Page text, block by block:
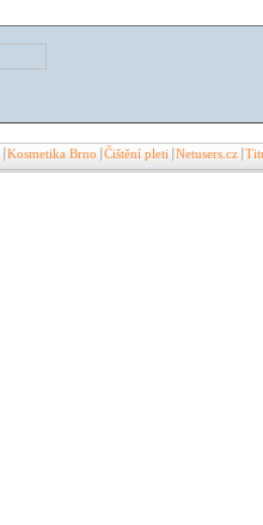
Kosmetika Brno Čištění pleti Netusers.cz